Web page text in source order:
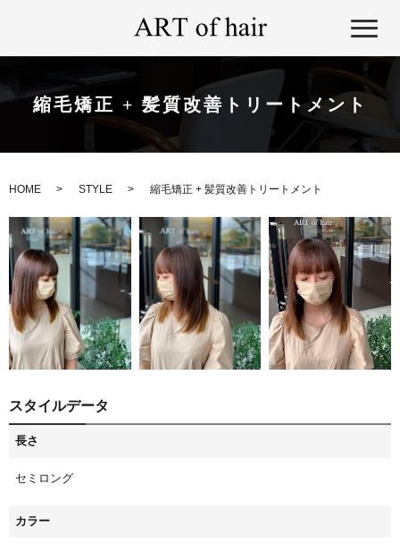
縮毛矯正 + 髪質改善トリートメント
HOME STYLE 縮毛矯正 + 髪質改善トリートメント
スタイルデータ
長さ
セミロング
カラー